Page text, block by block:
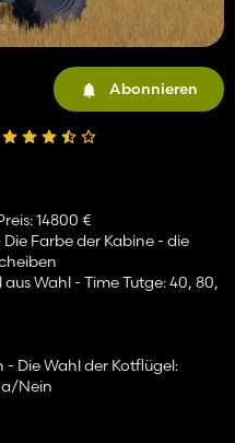
Abonnieren
14800 €
Farbe der Kabine - die
Wahl - Time Tutge: 40, 80,
Die Wahl der Kotflügel:
Nein